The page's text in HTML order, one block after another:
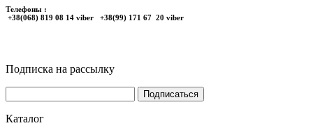
Телефоны :
+38(068) 819 08 14 viber +38(99) 171 67 20 viber
Подписка на рассылку
Каталог